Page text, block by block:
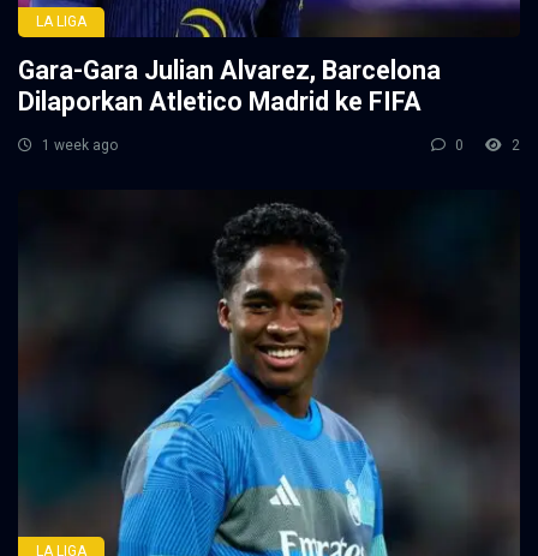
LA LIGA
Gara-Gara Julian Alvarez, Barcelona
Dilaporkan Atletico Madrid ke FIFA
1 week ago 0 2
LA LIGA